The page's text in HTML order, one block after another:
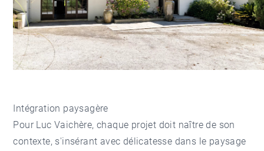
Intégration paysagère
Pour Luc Vaichère, chaque projet doit naître de son
contexte, s'insérant avec délicatesse dans le paysage